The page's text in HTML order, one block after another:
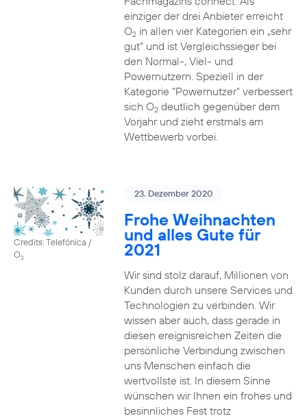
einziger der drei Anbieter erreicht
O2in allen vier Kategorien ein „sehr
gut“ und ist Vergleichssieger bei
den Normal-, Viel- und
Powernutzern. Speziell in der
Kategorie “Powernutzer” verbessert
sich O2deutlich gegenüber dem
Vorjahr und zieht erstmals am
Wettbewerb vorbei.
Credits: Telefónica /
O2
23. Dezember 2020
Frohe Weihnachten
und alles Gute für
2021
Wir sind stolz darauf, Millionen von
Kunden durch unsere Services und
Technologien zu verbinden. Wir
wissen aber auch, dass gerade in
diesen ereignisreichen Zeiten die
persönliche Verbindung zwischen
uns Menschen einfach die
wertvollste ist. In diesem Sinne
wünschen wir Ihnen ein frohes und
besinnliches Fest trotz